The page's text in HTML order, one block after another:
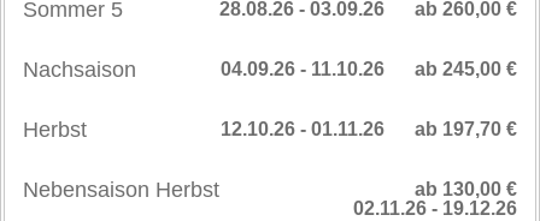
Sommer 5 ab 260,00 €
28.08.26 - 03.09.26
Nachsaison ab 245,00 €
04.09.26 - 11.10.26
Herbst ab 197,70 €
12.10.26 - 01.11.26
Nebensaison Herbst
ab 130,00 €
02.11.26 - 19.12.26